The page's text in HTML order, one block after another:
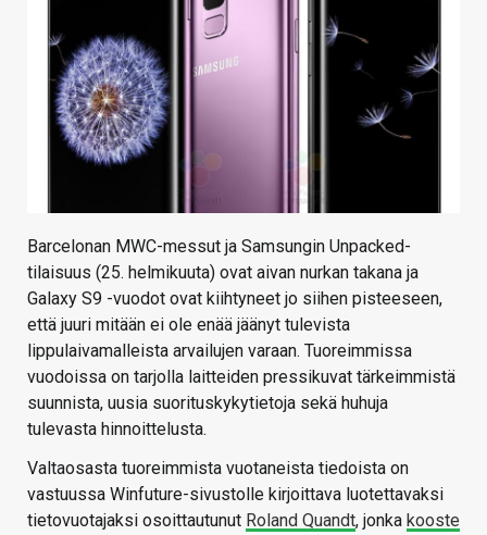
Barcelonan MWC-messut ja Samsungin Unpacked-
tilaisuus (25. helmikuuta) ovat aivan nurkan takana ja
Galaxy S9 -vuodot ovat kiihtyneet jo siihen pisteeseen,
että juuri mitään ei ole enää jäänyt tulevista
lippulaivamalleista arvailujen varaan. Tuoreimmissa
vuodoissa on tarjolla laitteiden pressikuvat tärkeimmistä
suunnista, uusia suorituskykytietoja sekä huhuja
tulevasta hinnoittelusta.
Valtaosasta tuoreimmista vuotaneista tiedoista on
vastuussa Winfuture-sivustolle kirjoittava luotettavaksi
tietovuotajaksi osoittautunut Roland Quandt, jonka kooste